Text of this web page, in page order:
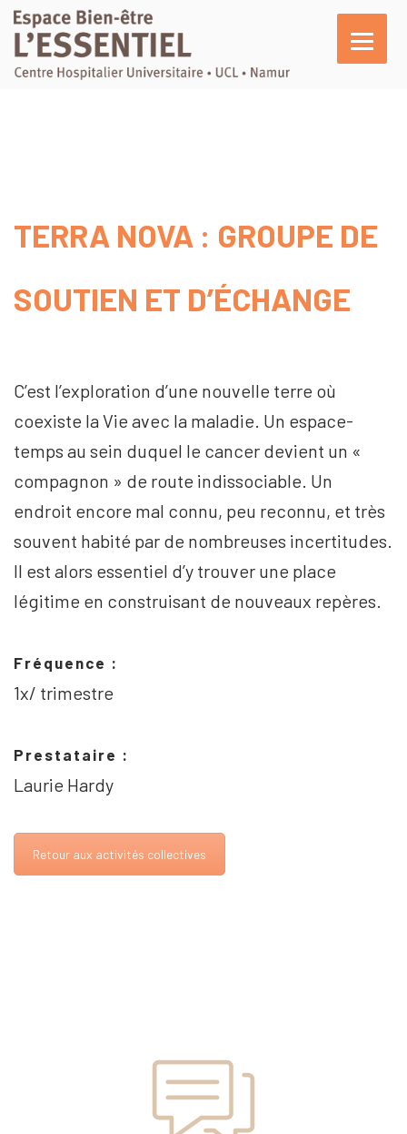
TERRA NOVA : GROUPE DE
SOUTIEN ET D’ÉCHANGE
C’est l’exploration d’une nouvelle terre où
coexiste la Vie avec la maladie. Un espace-
temps au sein duquel le cancer devient un «
compagnon » de route indissociable. Un
endroit encore mal connu, peu reconnu, et très
souvent habité par de nombreuses incertitudes.
Il est alors essentiel d’y trouver une place
légitime en construisant de nouveaux repères.
Fréquence :
1x/ trimestre
Prestataire :
Laurie Hardy
Retour aux activités collectives
Actualités
Nous soutenir